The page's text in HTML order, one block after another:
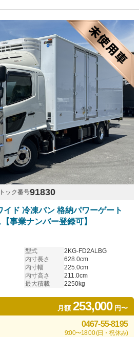
ック番号91830
ド 冷凍バン 格納パワーゲート
事業ナンバー登録可】
型式
2KG-FD2ALBG
内寸長さ
628.0cm
内寸幅
225.0cm
内寸高さ
211.0cm
最大積載
2250kg
月額253,000円〜
0467-55-8195
9:00〜18:00 (日・祝休み)